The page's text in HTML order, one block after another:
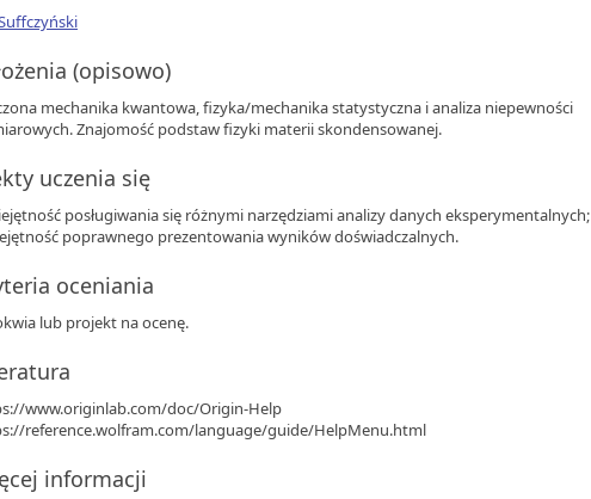
(opisowo)
mechanika kwantowa, fizyka/mechanika statystyczna i analiza niepewności
Znajomość podstaw fizyki materii skondensowanej.
uczenia się
posługiwania się różnymi narzędziami analizy danych eksperymentalnych;
poprawnego prezentowania wyników doświadczalnych.
oceniania
lub projekt na ocenę.
www.originlab.com/doc/Origin-Help
reference.wolfram.com/language/guide/HelpMenu.html
informacji